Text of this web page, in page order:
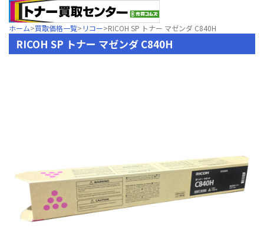
ホーム>買取価格一覧> リコー>RICOH SP トナー マゼンダ C840H
RICOH SP トナー マゼンダ C840H